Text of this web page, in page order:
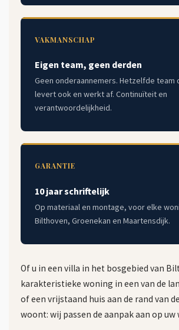
VAKMANSCHAP
Eigen team, geen derden
Geen onderaannemers. Hetzelfde team
levert ook en werkt af. Continuïteit en
verantwoordelijkheid.
GARANTIE
10 jaar schriftelijk
Op materiaal en montage, voor elke
Bilthoven, Groenekan en Maartensdijk.
Of u in een villa in het bosgebied van
karakteristieke woning in een van de
of een vrijstaand huis aan de rand van
woont: wij passen de aanpak aan op uw